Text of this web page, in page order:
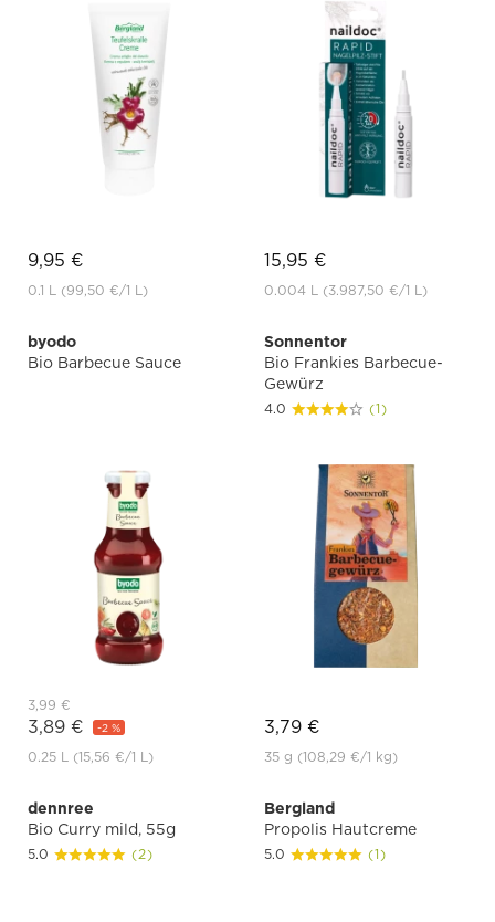
9,95 €
0.1 L (99,50 €/1 L)
15,95 €
0.004 L (3.987,50 €/1 L)
byodo
Bio Barbecue Sauce
3,99 €
3,89 € -2 %
0.25 L (15,56 €/1 L)
Sonnentor
Bio Frankies Barbecue-
Gewürz
4.0 (1)
3,79 €
35 g (108,29 €/1 kg)
dennree
Bio Curry mild, 55g
5.0 (2)
Bergland
Propolis Hautcreme
5.0 (1)